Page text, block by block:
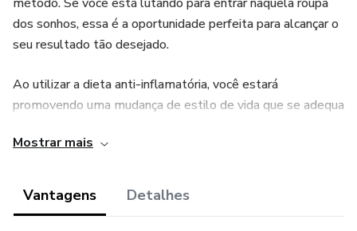
dos sonhos, essa é a oportunidade perfeita para alcançar o
seu resultado tão desejado.
Ao utilizar a dieta anti-inflamatória, você estará
promovendo uma mudança de estilo de vida que se adequa
terá resultados particulares. Vale ressaltar que este E-
nutricionista, mas pode ser um grande aliado no seu
Mostrar mais
Vantagens Detalhes